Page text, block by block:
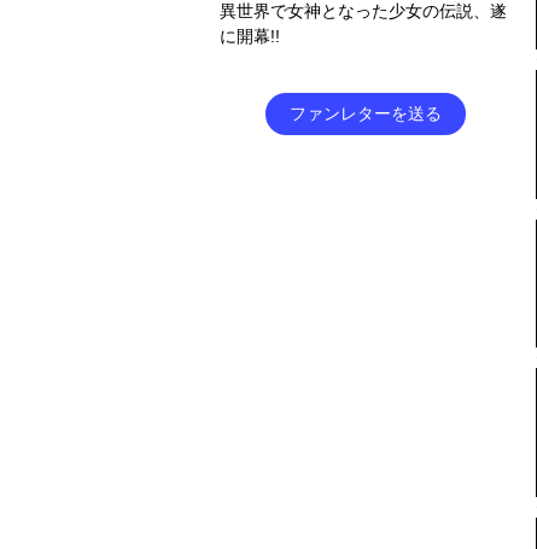
異世界で女神となった少女の伝説、遂
に開幕!!
ファンレターを送る